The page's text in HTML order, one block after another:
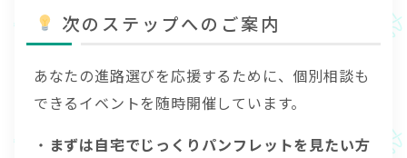
次のステップへのご案内
あなたの進路選びを応援するために、個別相談も
できるイベントを随時開催しています。
・ まずは自宅でじっくりパンフレットを見たい方